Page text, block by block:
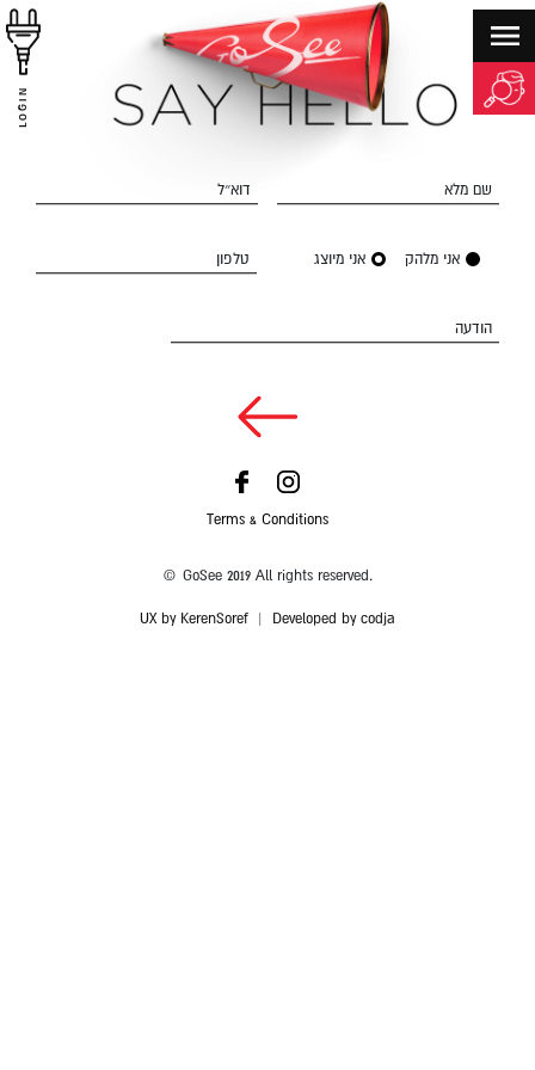
LOGIN
שם מלא דוא״ל
אני מלהק אני מיוצג טלפון
הודעה
Terms & Conditions
© GoSee 2019 All rights reserved.
UX by KerenSoref Developed by codja